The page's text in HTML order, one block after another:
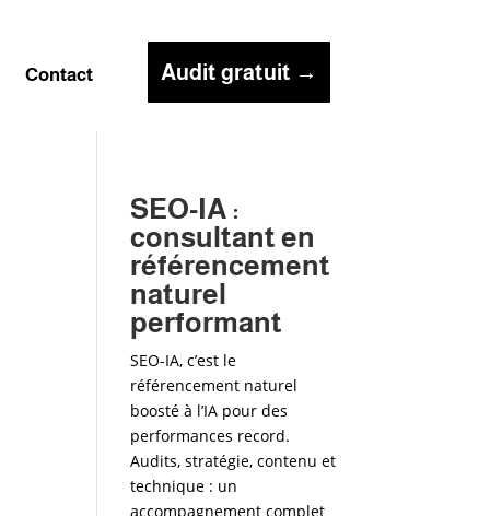
Contact Audit gratuit →
SEO-IA :
consultant en
référencement
naturel
performant
SEO-IA, c’est le
référencement naturel
boosté à l’IA pour des
performances record.
Audits, stratégie, contenu et
technique : un
accompagnement complet